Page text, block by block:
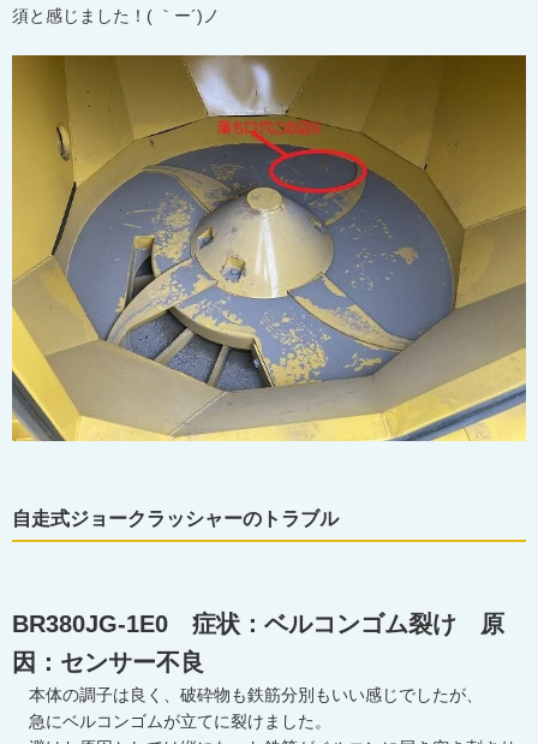
須と感じました！( ｀ー´)ノ
自走式ジョークラッシャーのトラブル
BR380JG-1E0 症状：ベルコンゴム裂け 原
因：センサー不良
本体の調子は良く、破砕物も鉄筋分別もいい感じでしたが、
急にベルコンゴムが立てに裂けました。